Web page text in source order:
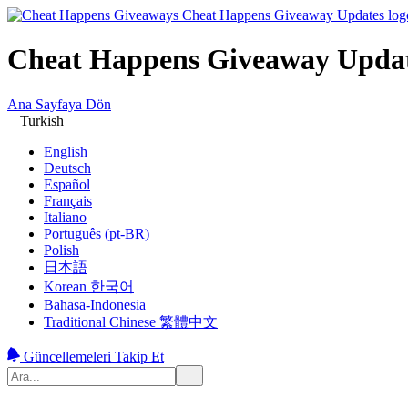
Cheat Happens Giveaway
Ana Sayfaya Dön
Turkish
English
Deutsch
Español
Français
Italiano
Português (pt-BR)
Polish
日本語
Korean 한국어
Bahasa-Indonesia
Traditional Chinese 繁體中文
Güncellemeleri Takip Et